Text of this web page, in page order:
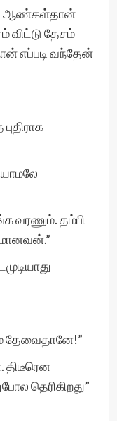
ஆண்கள்தான்
விட்டு தேசம்
எப்படி வந்தேன்
புதிராக
வரணும். தம்பி
தேவைதானே!”
திடீரென
தெரிகிறது”